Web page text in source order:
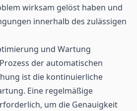
wirksam gelöst haben und
innerhalb des zulässigen
und Wartung
der automatischen
ist die kontinuierliche
. Eine regelmäßige
um die Genauigkeit